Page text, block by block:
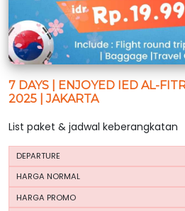
7 DAYS | ENJOYED IED AL-
2025 | JAKARTA
List paket & jadwal keberangkatan
PERIODE
HARGA